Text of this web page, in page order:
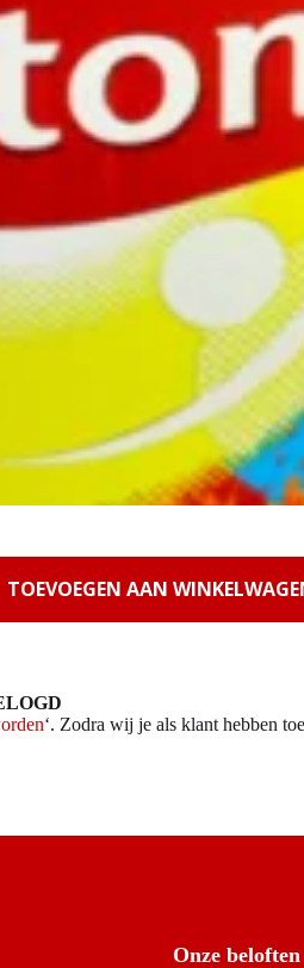
TOEVOEGEN AAN
‘. Zodra wij je als klant hebben
Onze beloften